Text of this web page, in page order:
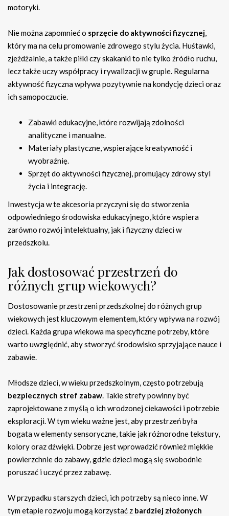
motoryki.
Nie można zapomnieć o sprzęcie do aktywności fizycznej,
który ma na celu promowanie zdrowego stylu życia. Huśtawki,
zjeżdżalnie, a także piłki czy skakanki to nie tylko źródło ruchu,
lecz także uczy współpracy i rywalizacji w grupie. Regularna
aktywność fizyczna wpływa pozytywnie na kondycję dzieci oraz
ich samopoczucie.
Zabawki edukacyjne, które rozwijają zdolności
analityczne i manualne.
Materiały plastyczne, wspierające kreatywność i
wyobraźnię.
Sprzęt do aktywności fizycznej, promujący zdrowy styl
życia i integrację.
Inwestycja w te akcesoria przyczyni się do stworzenia
odpowiedniego środowiska edukacyjnego, które wspiera
zarówno rozwój intelektualny, jak i fizyczny dzieci w
przedszkolu.
Jak dostosować przestrzeń do
różnych grup wiekowych?
Dostosowanie przestrzeni przedszkolnej do różnych grup
wiekowych jest kluczowym elementem, który wpływa na rozwój
dzieci. Każda grupa wiekowa ma specyficzne potrzeby, które
warto uwzględnić, aby stworzyć środowisko sprzyjające nauce i
zabawie.
Młodsze dzieci, w wieku przedszkolnym, często potrzebują
bezpiecznych stref zabaw. Takie strefy powinny być
zaprojektowane z myślą o ich wrodzonej ciekawości i potrzebie
eksploracji. W tym wieku ważne jest, aby przestrzeń była
bogata w elementy sensoryczne, takie jak różnorodne tekstury,
kolory oraz dźwięki. Dobrze jest wprowadzić również miękkie
powierzchnie do zabawy, gdzie dzieci mogą się swobodnie
poruszać i uczyć przez zabawę.
W przypadku starszych dzieci, ich potrzeby są nieco inne. W
tym etapie rozwoju mogą korzystać z bardziej złożonych